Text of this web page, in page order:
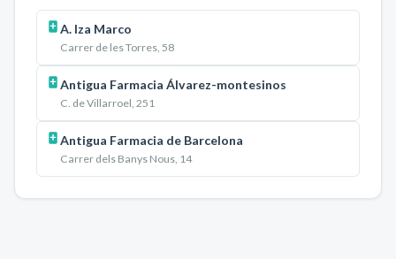
A. Iza Marco
Carrer de les Torres, 58
Antigua Farmacia Álvarez-montesinos
C. de Villarroel, 251
Antigua Farmacia de Barcelona
Carrer dels Banys Nous, 14